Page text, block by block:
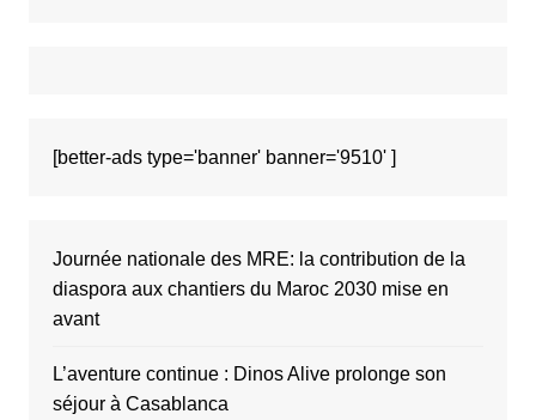
[better-ads type='banner' banner='9510' ]
Journée nationale des MRE: la contribution de la
diaspora aux chantiers du Maroc 2030 mise en
avant
L’aventure continue : Dinos Alive prolonge son
séjour à Casablanca